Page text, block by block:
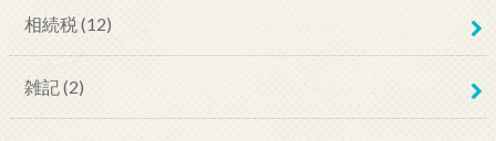
相続税(12)
雑記(2)